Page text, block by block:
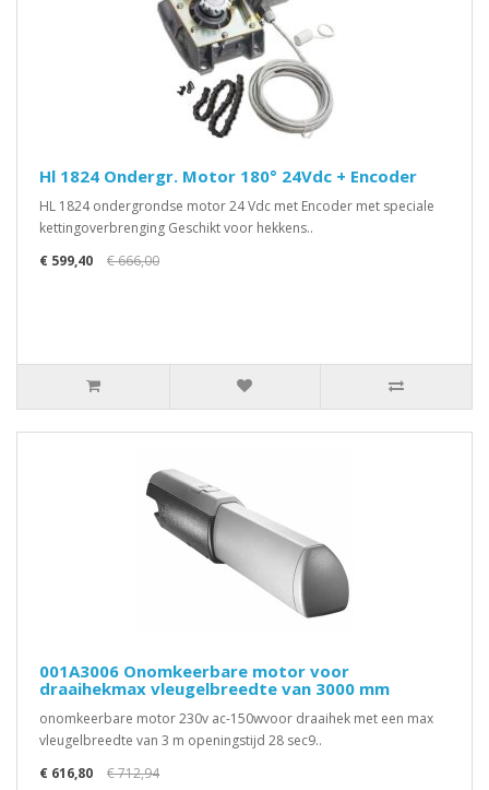
Hl 1824 Ondergr. Motor 180° 24Vdc + Encoder
HL 1824 ondergrondse motor 24 Vdc met Encoder met speciale
kettingoverbrenging Geschikt voor hekkens..
€ 599,40
€ 666,00
001A3006 Onomkeerbare motor voor
draaihekmax vleugelbreedte van 3000 mm
onomkeerbare motor 230v ac-150wvoor draaihek met een max
vleugelbreedte van 3 m openingstijd 28 sec9..
€ 616,80
€ 712,94